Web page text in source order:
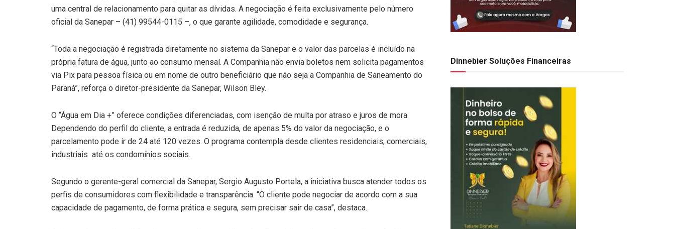
uma central de relacionamento para quitar as dívidas. A negociação é feita exclusivamente pelo número
oficial da Sanepar – (41) 99544-0115 –, o que garante agilidade, comodidade e segurança.
“Toda a negociação é registrada diretamente no sistema da Sanepar e o valor das parcelas é incluído na
própria fatura de água, junto ao consumo mensal. A Companhia não envia boletos nem solicita pagamentos
via Pix para pessoa física ou em nome de outro beneficiário que não seja a Companhia de Saneamento do
Paraná”, reforça o diretor-presidente da Sanepar, Wilson Bley.
O “Água em Dia +” oferece condições diferenciadas, com isenção de multa por atraso e juros de mora.
Dependendo do perfil do cliente, a entrada é reduzida, de apenas 5% do valor da negociação, e o
parcelamento pode ir de 24 até 120 vezes. O programa contempla desde clientes residenciais, comerciais,
industriais até os condomínios sociais.
Segundo o gerente-geral comercial da Sanepar, Sergio Augusto Portela, a iniciativa busca atender todos os
perfis de consumidores com flexibilidade e transparência. “O cliente pode negociar de acordo com a sua
capacidade de pagamento, de forma prática e segura, sem precisar sair de casa”, destaca.
Dinnebier Soluções Financeiras